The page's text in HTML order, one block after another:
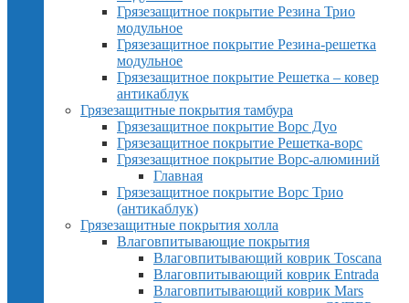
Грязезащитное покрытие Резина Трио
модульное
Грязезащитное покрытие Резина-решетка
модульное
Грязезащитное покрытие Решетка – ковер
антикаблук
Грязезащитные покрытия тамбура
Грязезащитное покрытие Ворс Дуо
Грязезащитное покрытие Решетка-ворс
Грязезащитное покрытие Ворс-алюминий
Главная
Грязезащитное покрытие Ворс Трио
(антикаблук)
Грязезащитные покрытия холла
Влаговпитывающие покрытия
Влаговпитывающий коврик Toscana
Влаговпитывающий коврик Entrada
Влаговпитывающий коврик Mars